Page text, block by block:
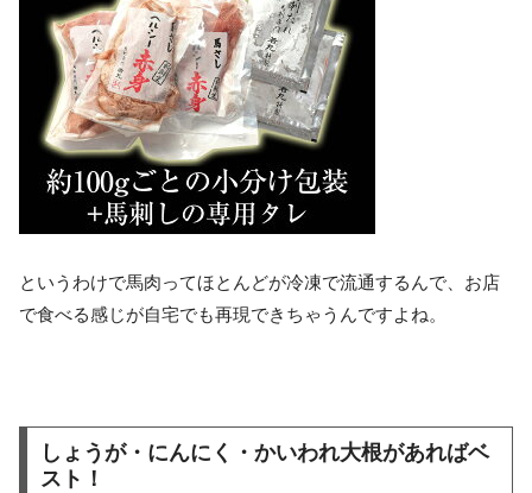
というわけで馬肉ってほとんどが冷凍で流通するんで、お店
で食べる感じが自宅でも再現できちゃうんですよね。
しょうが・にんにく・かいわれ大根があればベ
スト！